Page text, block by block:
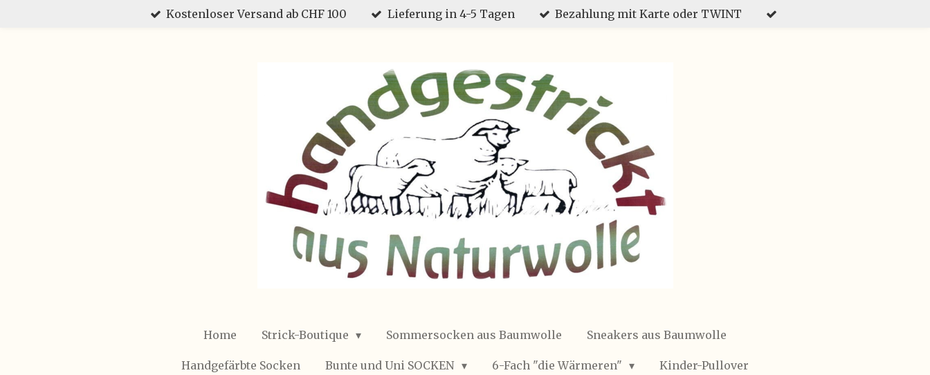
Kostenloser Versand ab CHF 100 Lieferung in 4-5 Tagen Bezahlung mit Karte oder TWINT
Home Strick-Boutique Sommersocken aus Baumwolle Sneakers aus Baumwolle
Handgefärbte Socken Bunte und Uni SOCKEN 6-Fach "die Wärmeren" Kinder-Pullover